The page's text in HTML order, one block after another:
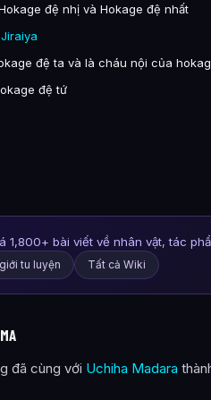
đệ nhị và Hokage đệ nhất
Jiraiya
đệ ta và là cháu nội của
đệ tứ
1,800+ bài viết về nhân vật, tác
tu luyện Tất cả Wiki
đã cùng với Uchiha Madara